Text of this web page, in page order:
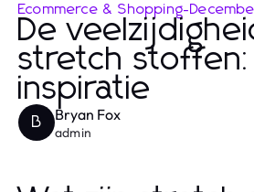
Ecommerce & Shopping-
De
stretch stoffen:
inspiratie
B Bryan Fox
admin